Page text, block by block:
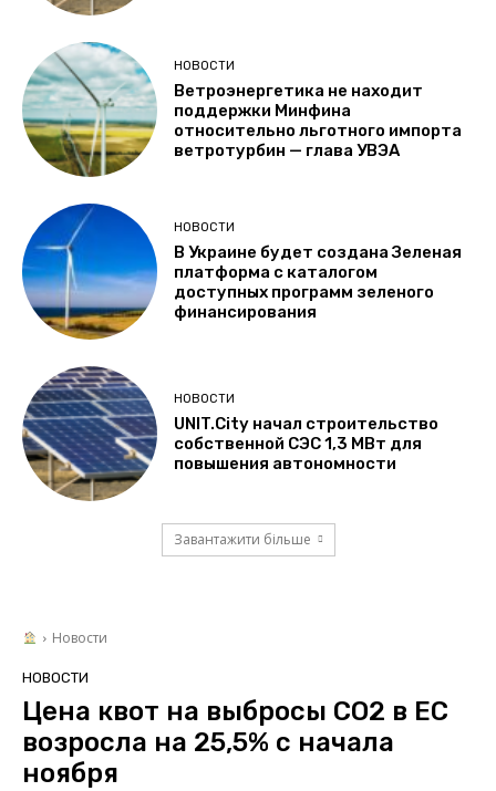
НОВОСТИ
Ветроэнергетика не находит
поддержки Минфина
относительно льготного импорта
ветротурбин — глава УВЭА
НОВОСТИ
В Украине будет создана Зеленая
платформа с каталогом
доступных программ зеленого
финансирования
НОВОСТИ
UNIT.City начал строительство
собственной СЭС 1,3 МВт для
повышения автономности
Завантажити більше